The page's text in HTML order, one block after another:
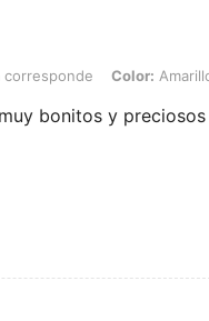
Color: Amarillo Oro,
corresponde Color:
bonitos y preciosos